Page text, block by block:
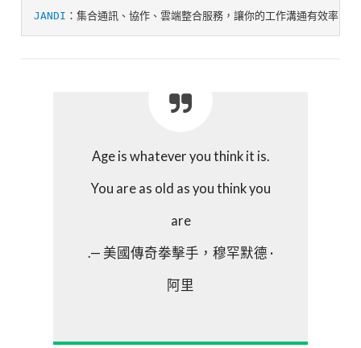
JANDI ：集合通訊、協作、雲端整合服務，讓你的工作溝通有效率
Age is whatever you think it is.
You are as old as you think you
are
.— 美國傳奇拳擊手，穆罕默德 ·
阿里